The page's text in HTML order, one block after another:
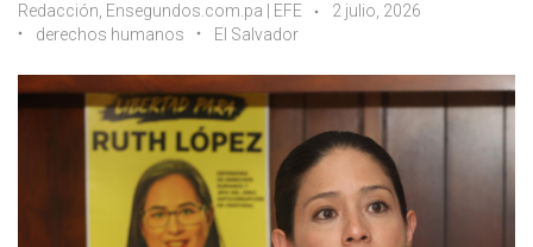
Redacción, Ensegundos.com.pa | EFE
2 julio, 2026
derechos humanos
El Salvador